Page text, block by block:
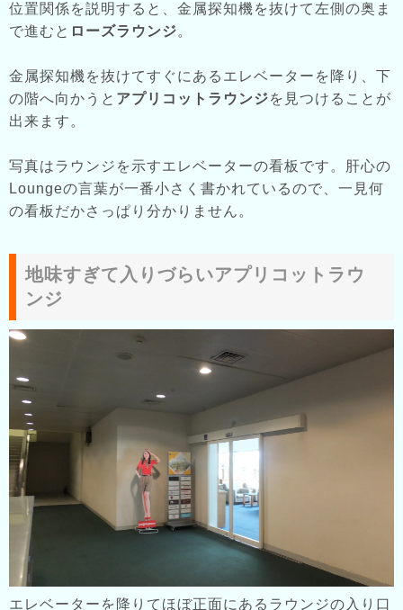
位置関係を説明すると、金属探知機を抜けて左側の奥ま
で進むと ローズラウンジ。
金属探知機を抜けてすぐにあるエレベーターを降り、下
の階へ向かうと アプリコットラウンジを見つけることが
出来ます。
写真はラウンジを示すエレベーターの看板です。肝心の
Loungeの言葉が一番小さく書かれているので、一見何
の看板だかさっぱり分かりません。
地味すぎて入りづらいアプリコットラウ
ンジ
エレベーターを降りてほぼ正面にあるラウンジの入り口